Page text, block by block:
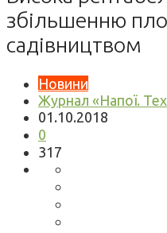
збільшенню
садівництвом
Новини
Журнал «Напої.
01.10.2018
0
317